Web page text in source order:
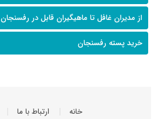
از مدیران غافل تا ماهیگیران قابل در رفسنجان
خرید پسته رفسنجان
خانه ارتباط با ما